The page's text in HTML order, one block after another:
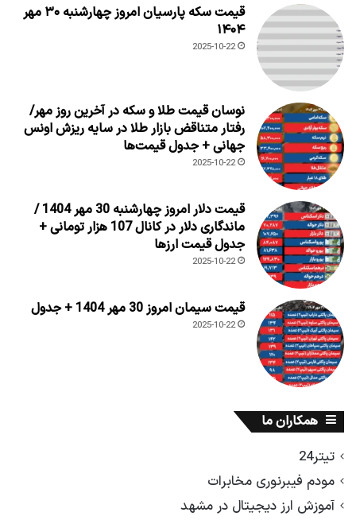
قیمت سکه پارسیان امروز چهارشنبه ۳۰ مهر
۱۴۰۴
2025-10-22
نوسان قیمت طلا و سکه در آخرین روز مهر/
رفتار متناقض بازار طلا در سایه ریزش اونس
جهانی + جدول قیمت‌ها
2025-10-22
قیمت دلار امروز چهارشنبه 30 مهر 1404 /
ماندگاری دلار در کانال 107 هزار تومانی +
جدول قیمت ارزها
2025-10-22
قیمت سیمان امروز 30 مهر 1404 + جدول
2025-10-22
همکاران ما
تیتر24
مودم فیبرنوری مخابرات
آموزش ارز دیجیتال در مشهد